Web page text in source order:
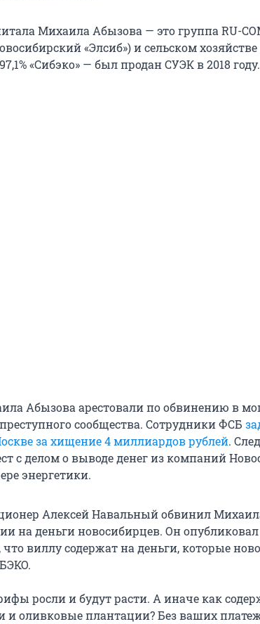
Михаила Абызова — это группа RU-
«Элсиб») и сельском
«Сибэко» — был продан СУЭК в 2018 году.
Абызова арестовали по обвинению в
сообщества. Сотрудники ФСБ
за хищение 4 миллиардов рублей.
с делом о выводе денег из компаний
энергетики.
Алексей Навальный обвинил
на деньги новосибирцев. Он опубликовал
что виллу содержат на деньги, которые
росли и будут расти. А иначе как
и оливковые плантации? Без ваших